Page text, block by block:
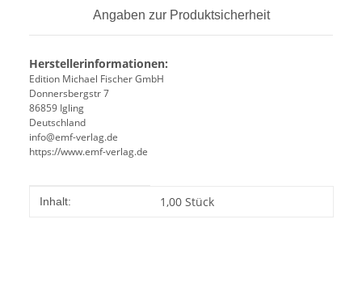
Angaben zur Produktsicherheit
Herstellerinformationen:
Edition Michael Fischer GmbH
Donnersbergstr 7
86859 Igling
Deutschland
info@emf-verlag.de
https://www.emf-verlag.de
Produkteigenschaft
Wert
Inhalt: 1,00 Stück